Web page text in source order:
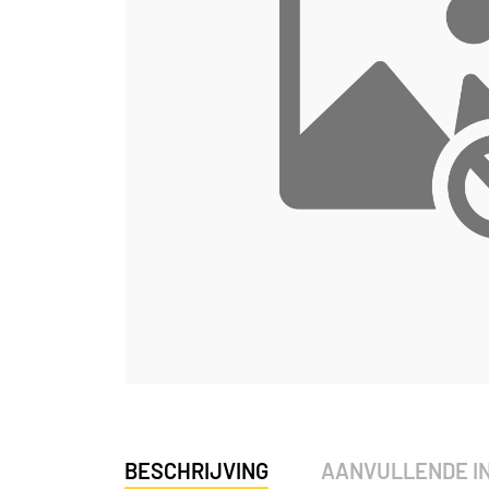
BESCHRIJVING AANVULLENDE